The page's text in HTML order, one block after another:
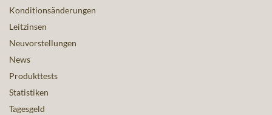
Konditionsänderungen
Leitzinsen
Neuvorstellungen
News
Produkttests
Statistiken
Tagesgeld